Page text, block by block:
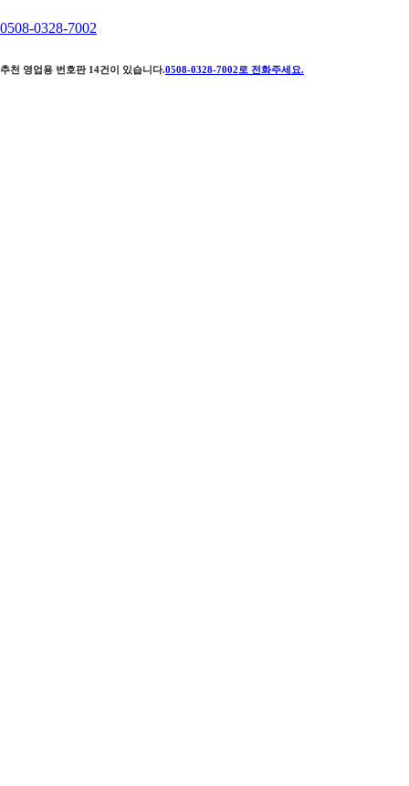
0508-0328-7002
추천 영업용 번호판 14건이 있습니다.0508-0328-7002 로 전화주세요.